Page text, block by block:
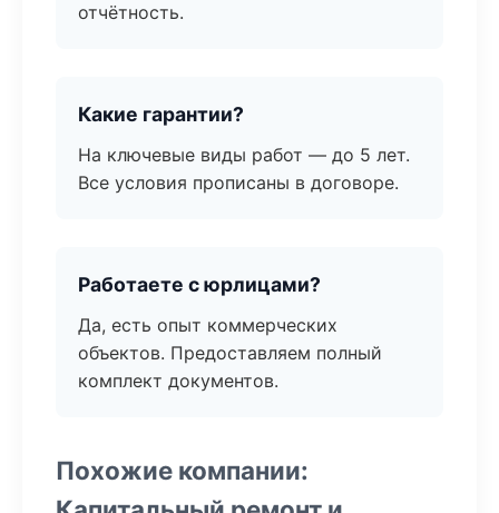
отчётность.
Какие гарантии?
На ключевые виды работ — до 5 лет.
Все условия прописаны в договоре.
Работаете с юрлицами?
Да, есть опыт коммерческих
объектов. Предоставляем полный
комплект документов.
Похожие компании: